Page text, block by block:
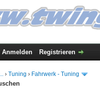
Anmelden Registrieren
›Tuning › Fahrwerk - Tuning